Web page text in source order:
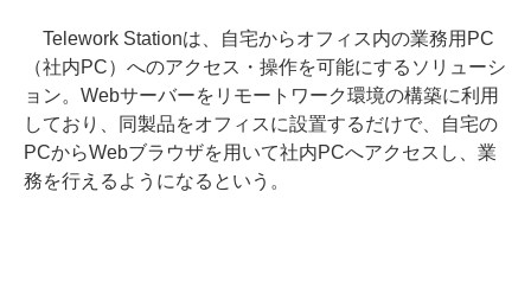
Telework Stationは、自宅からオフィス内の業務用PC
（社内PC）へのアクセス・操作を可能にするソリューシ
ョン。Webサーバーをリモートワーク環境の構築に利用
しており、同製品をオフィスに設置するだけで、自宅の
PCからWebブラウザを用いて社内PCへアクセスし、業
務を行えるようになるという。